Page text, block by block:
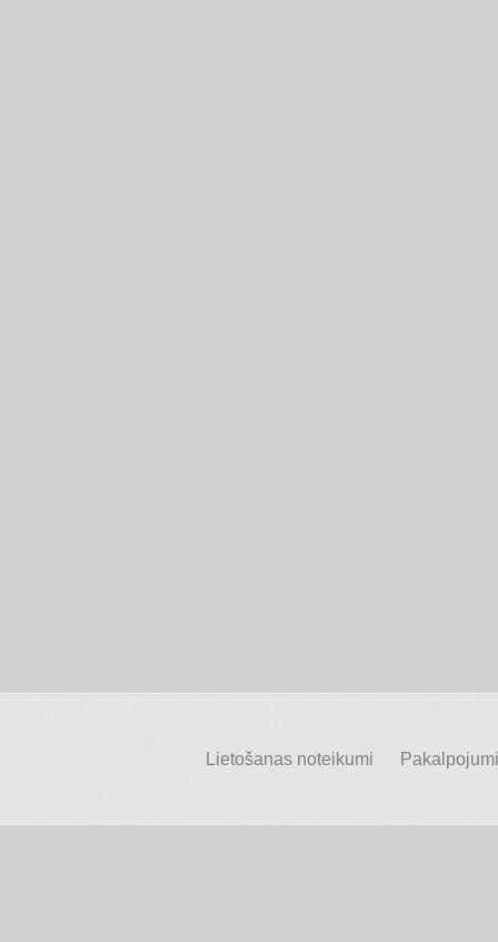
Lietošanas noteikumi